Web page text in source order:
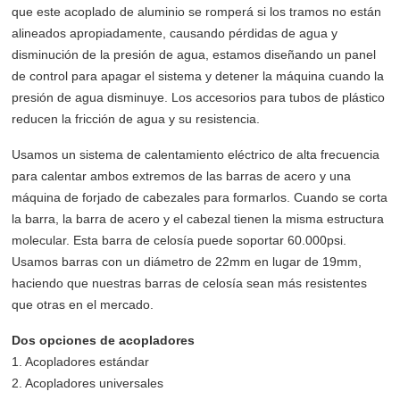
que este acoplado de aluminio se romperá si los tramos no están
alineados apropiadamente, causando pérdidas de agua y
disminución de la presión de agua, estamos diseñando un panel
de control para apagar el sistema y detener la máquina cuando la
presión de agua disminuye. Los accesorios para tubos de plástico
reducen la fricción de agua y su resistencia.
Usamos un sistema de calentamiento eléctrico de alta frecuencia
para calentar ambos extremos de las barras de acero y una
máquina de forjado de cabezales para formarlos. Cuando se corta
la barra, la barra de acero y el cabezal tienen la misma estructura
molecular. Esta barra de celosía puede soportar 60.000psi.
Usamos barras con un diámetro de 22mm en lugar de 19mm,
haciendo que nuestras barras de celosía sean más resistentes
que otras en el mercado.
Dos opciones de acopladores
1. Acopladores estándar
2. Acopladores universales